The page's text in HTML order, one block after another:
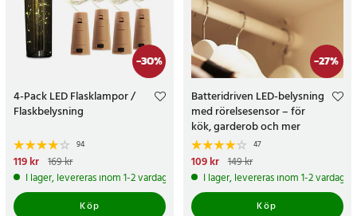
-30%
4-Pack LED Flasklampor /
Flaskbelysning
94
Nuvarande pris
pris:169 kr
119 kr 169 kr
I lager, levereras inom 1-2 vardagar
Köp
-27%
Batteridriven LED-belysning
med rörelsesensor – för
kök, garderob och mer
47
Nuvarande pris
pris:149 kr
109 kr 149 kr
I lager, levereras inom 1-2 vardagar
Köp